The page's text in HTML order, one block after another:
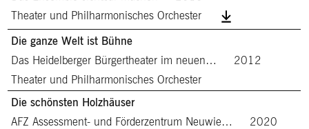
Theater und Philharmonisches Orchester
Die ganze Welt ist Bühne
Das Heidelberger Bürgertheater im neuen…
2012
Theater und Philharmonisches Orchester
Die schönsten Holzhäuser
AFZ Assessment- und Förderzentrum Neuwie…
2020